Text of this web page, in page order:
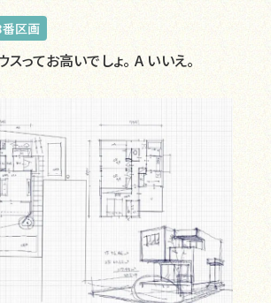
区画
ってお高いでしょ。 A いいえ。